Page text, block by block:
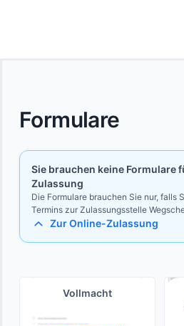
Formulare
Sie brauchen keine Formulare
Zulassung
Die Formulare brauchen Sie nur, falls
Termins zur Zulassungsstelle
Zur Online-Zulassung
Vollmacht